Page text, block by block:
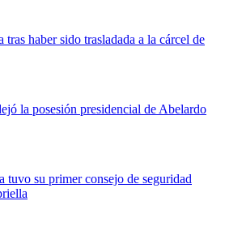
haber sido trasladada a la cárcel de
la posesión presidencial de Abelardo
tuvo su primer consejo de seguridad